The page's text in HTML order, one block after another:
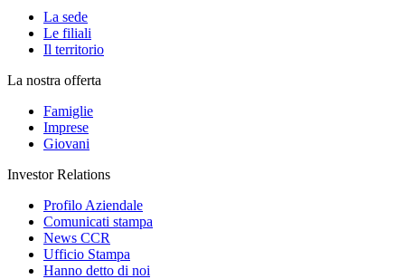
La sede
Le filiali
Il territorio
La nostra offerta
Famiglie
Imprese
Giovani
Investor Relations
Profilo Aziendale
Comunicati stampa
News CCR
Ufficio Stampa
Hanno detto di noi